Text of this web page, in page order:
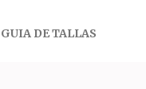
GUIA DE TALLAS